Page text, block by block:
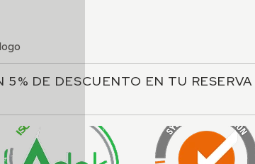
DE DESCUENTO EN TU RESERVA